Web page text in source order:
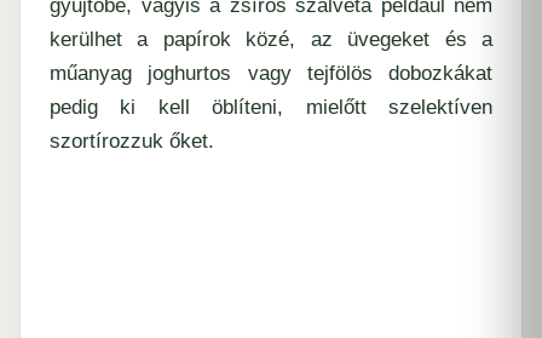
gyűjtőbe, vagyis a zsíros szalvéta például nem
kerülhet a papírok közé, az üvegeket és a
műanyag joghurtos vagy tejfölös dobozkákat
pedig ki kell öblíteni, mielőtt szelektíven
szortírozzuk őket.